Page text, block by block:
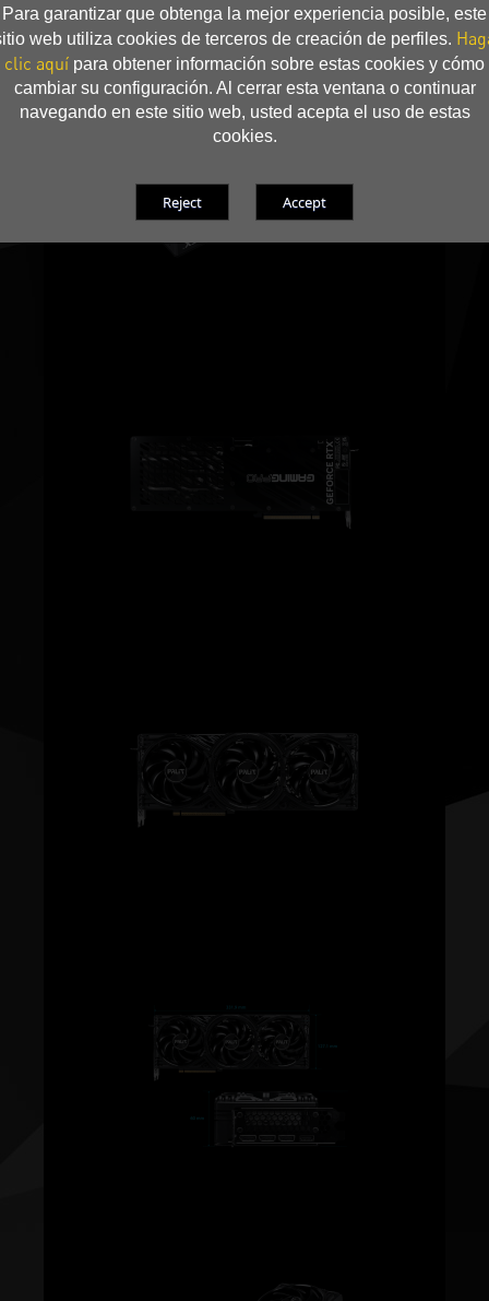
Para garantizar que obtenga la mejor experiencia posible, este
web utiliza cookies de terceros de creación de perfiles.
clic aquí para obtener información sobre estas cookies y cómo
cambiar su configuración. Al cerrar esta ventana o continuar
navegando en este sitio web, usted acepta el uso de estas
cookies.